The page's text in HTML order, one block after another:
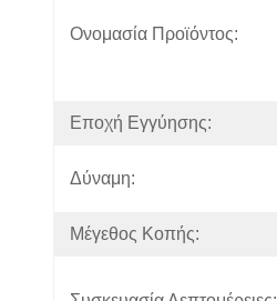
Ονομασία Προϊόντος:
Εποχή Εγγύησης:
Δύναμη:
Μέγεθος Κοπής: